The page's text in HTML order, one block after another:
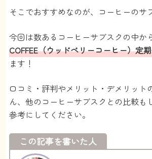
そこでおすすめなのが、コーヒーのサ
今回は数あるコーヒーサブスクの中か
COFFEE（ウッドベリーコーヒー）定
ます！
口コミ・評判やメリット・デメリット
ん、他のコーヒーサブスクとの比較も
参考にしてください。
この記事を書いた人